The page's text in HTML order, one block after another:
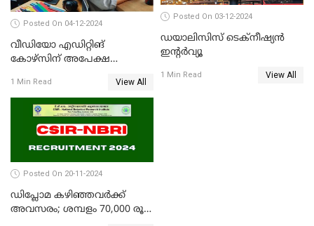
Posted On 04-12-2024
വീഡിയോ എഡിറ്റിങ്
കോഴ്‌സിന് അപേക്ഷ
1 Min Read View All
Posted On 03-12-2024
ഡയാലിസിസ് ടെക്‌നീഷ്യന്‍
ഇന്റര്‍വ്യൂ
1 Min Read View All
Posted On 20-11-2024
ഡിപ്ലോമ കഴിഞ്ഞവർക്ക്
അവസരം; ശമ്പളം 70,000 രൂപ